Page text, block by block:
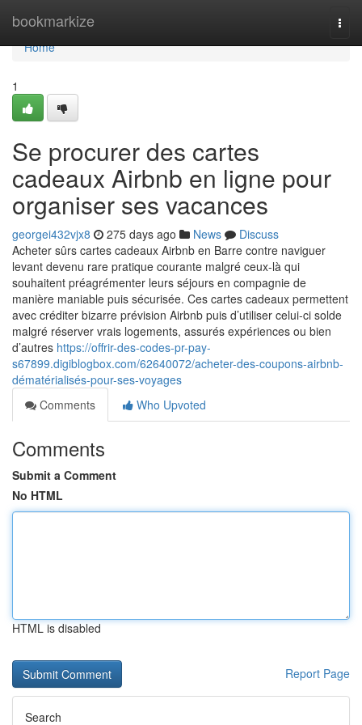
bookmarkize
Home
Home
1
Se procurer des cartes
cadeaux Airbnb en ligne pour
organiser ses vacances
georgei432vjx8 275 days ago News
Discuss
Acheter sûrs cartes cadeaux Airbnb en Barre contre naviguer
levant devenu rare pratique courante malgré ceux-là qui
souhaitent préagrémenter leurs séjours en compagnie de
manière maniable puis sécurisée. Ces cartes cadeaux permettent
avec créditer bizarre prévision Airbnb puis d’utiliser celui-ci solde
malgré réserver vrais logements, assurés expériences ou bien
d’autres https://offrir-des-codes-pr-pay-
s67899.digiblogbox.com/62640072/acheter-des-coupons-airbnb-
dématérialisés-pour-ses-voyages
Comments
Who Upvoted
Comments
Submit a Comment
No HTML
HTML is disabled
Report Page
Search